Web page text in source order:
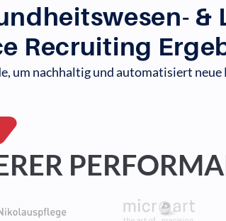
&
Recruiting
um nachhaltig und automatisiert